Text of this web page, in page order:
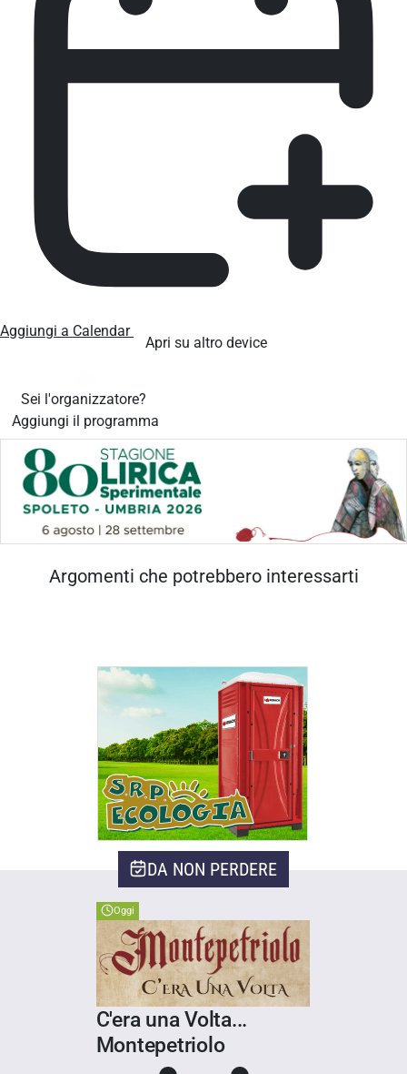
DA NON PERDERE
Oggi
C'era una Volta...
Montepetriolo
Aggiungi a Calendar
Apri su altro device
Sei l'organizzatore?
Aggiungi il programma
Argomenti che potrebbero interessarti